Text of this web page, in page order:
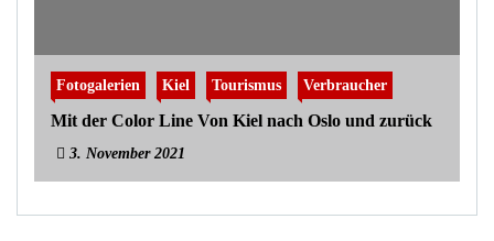
Fotogalerien Kiel Tourismus Verbraucher
Mit der Color Line Von Kiel nach Oslo und zurück
3. November 2021